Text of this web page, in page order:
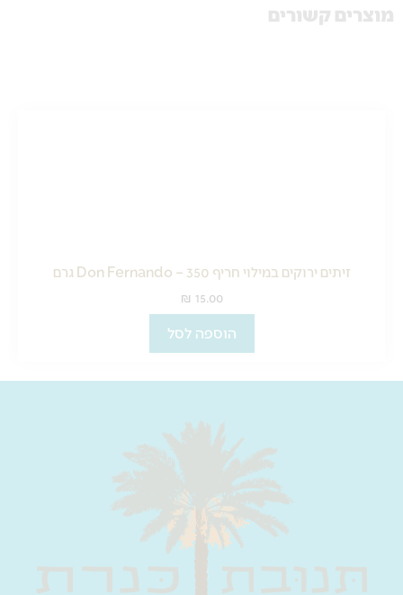
מוצרים קשורים
זיתים ירוקים במילוי חריף Don Fernando – 350 גרם
₪ 15.00
הוספה לסל